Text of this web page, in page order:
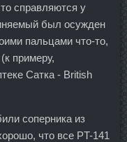
справляются у
был осужден
пальцами что-то,
примеру,
Сатка - British
соперника из
что все PT-141